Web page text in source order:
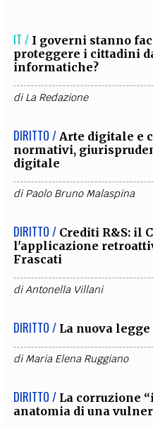
IT / I governi stanno
proteggere i cittadini
informatiche?
diLa Redazione
DIRITTO / Arte digitale e
normativi,
digitale
diPaolo Bruno Malaspina
DIRITTO / Crediti R&S: il
l'applicazione
Frascati
diAntonella Villani
DIRITTO / La nuova
diMaria Elena Ruggiano
DIRITTO / La corruzione
anatomia di una